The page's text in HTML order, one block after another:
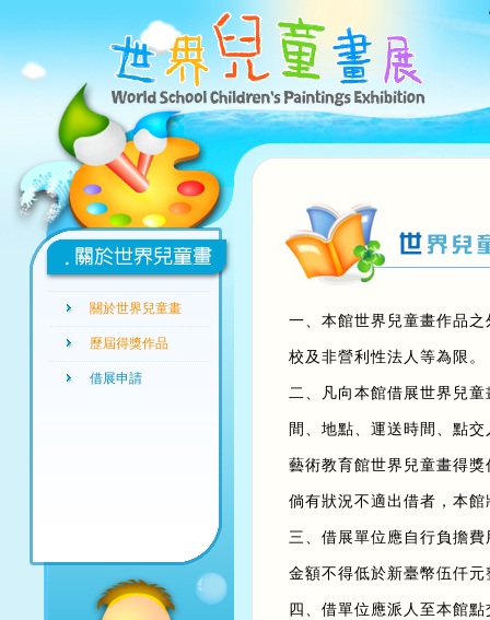
一、本館世界兒童畫作品
校及非營利性法人等為限。
二、凡向本館借展世界兒
間、地點、運送時間、點
藝術教育館世界兒童畫得
倘有狀況不適出借者，本
三、借展單位應自行負擔
金額不得低於新臺幣伍仟元
四、借單位應派人至本館
關於世界兒童畫
歷屆得獎作品
借展申請